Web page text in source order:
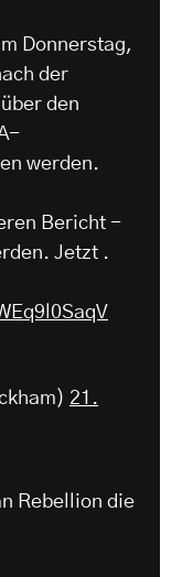
Donnerstag,
der
den
werden.
Bericht -
Jetzt .
21.
Rebellion die